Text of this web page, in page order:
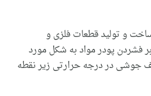
و تولید قطعات فلزی و
پودر مواد به شکل مورد
در درجه حرارتی زیر نقطه